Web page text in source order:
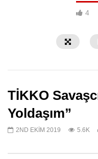
4
TİKKO
Yoldaşım”
2ND EKIM 2019 5.6K